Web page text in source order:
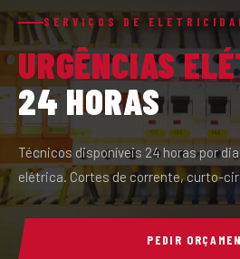
↳ PICHELARIA
↳ ELETRICIDADE
↳ AQUECIMENTOS
↳ CONSTRUÇÕES
SERVIÇOS DE
URGÊNCIAS
24 HORAS
Técnicos disponíveis 24 horas por
elétrica. Cortes de corrente, curto-
PEDIR